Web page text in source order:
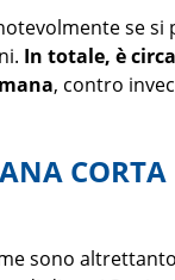
se si
In totale, è
, contro
sono